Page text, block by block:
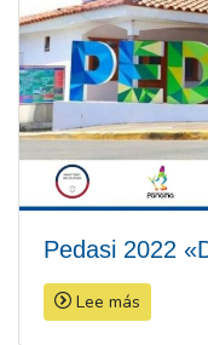
Pedasi 2022
Lee más